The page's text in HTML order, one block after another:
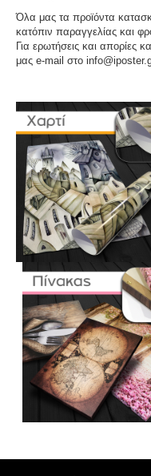
Όλα μας τα προϊόντα
κατόπιν παραγγελίας και
Για ερωτήσεις και απορίες
μας e-mail στο